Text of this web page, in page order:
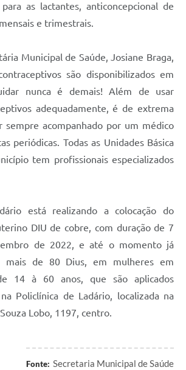
as lactantes, anticoncepcional de
e trimestrais.
Municipal de Saúde, Josiane Braga,
são disponibilizados em
nunca é demais! Além de usar
adequadamente, é de extrema
sempre acompanhado por um médico
periódicas. Todas as Unidades Básica
tem profissionais especializados
está realizando a colocação do
DIU de cobre, com duração de 7
de 2022, e até o momento já
mais de 80 Dius, em mulheres em
14 à 60 anos, que são aplicados
Policlínica de Ladário, localizada na
Lobo, 1197, centro.
Fonte: Secretaria Municipal de Saúde